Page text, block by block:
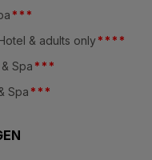
& adults only
Spa* **
Spa***